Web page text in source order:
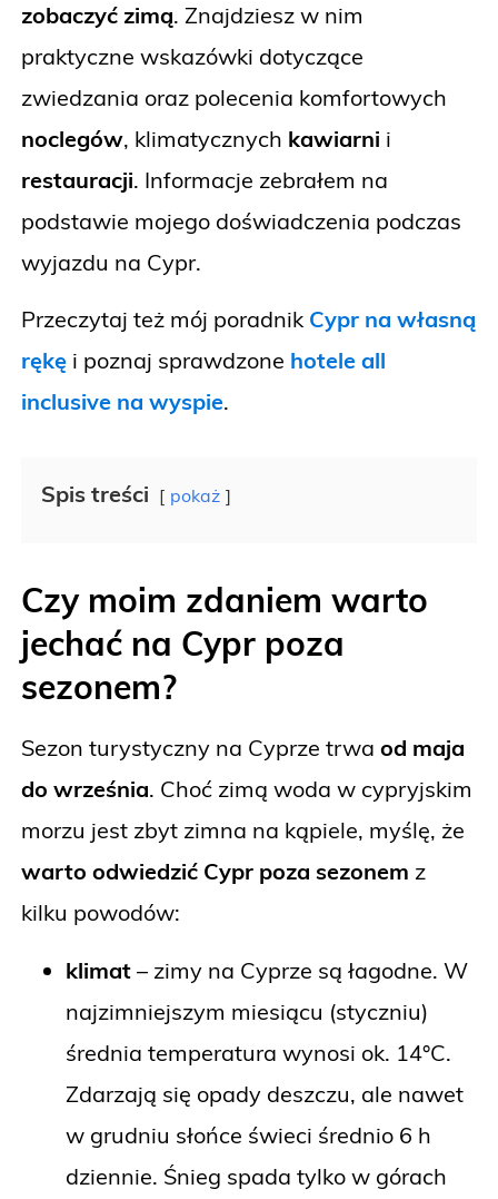
zobaczyć zimą. Znajdziesz w nim
praktyczne wskazówki dotyczące
zwiedzania oraz polecenia komfortowych
noclegów, klimatycznych kawiarni i
restauracji. Informacje zebrałem na
podstawie mojego doświadczenia podczas
wyjazdu na Cypr.
Przeczytaj też mój poradnik Cypr na własną
rękę i poznaj sprawdzone hotele all
inclusive na wyspie.
Spis treści pokaż
Czy moim zdaniem warto
jechać na Cypr poza
sezonem?
Sezon turystyczny na Cyprze trwa od maja
do września. Choć zimą woda w cypryjskim
morzu jest zbyt zimna na kąpiele, myślę, że
warto odwiedzić Cypr poza sezonem z
kilku powodów:
klimat – zimy na Cyprze są łagodne. W
najzimniejszym miesiącu (styczniu)
średnia temperatura wynosi ok. 14°C.
Zdarzają się opady deszczu, ale nawet
w grudniu słońce świeci średnio 6 h
dziennie. Śnieg spada tylko w górach